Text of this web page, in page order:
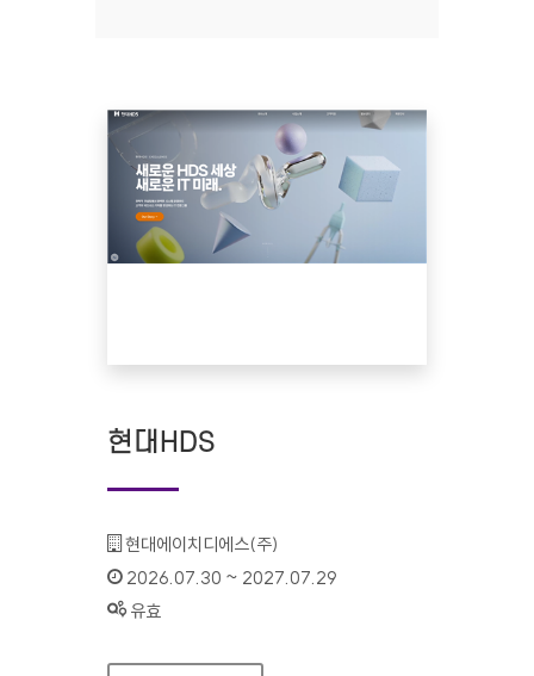
현대HDS
기관명 :
현대에이치디에스(주)
인증기간 :
2026.07.30 ~ 2027.07.29
상태 :
유효